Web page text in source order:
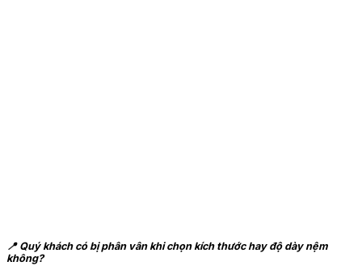
📍 Quý khách có bị phân vân khi chọn kích thước hay độ dày nệm
không?